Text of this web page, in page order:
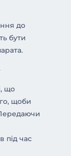
до
бути
що
щоби
під час